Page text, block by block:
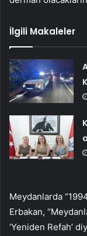
İlgili Makaleler
Meydanlarda
Erbakan,
‘Yeniden Refah’